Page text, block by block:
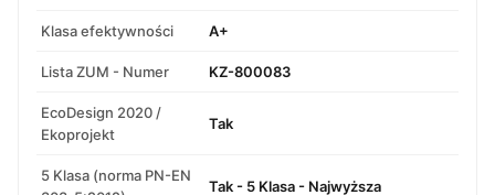
Klasa efektywności A+
Lista ZUM - Numer KZ-800083
EcoDesign 2020 /
Ekoprojekt
Tak
5 Klasa (norma PN-EN
Tak - 5 Klasa - Najwyższa